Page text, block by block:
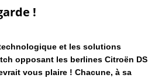
!
et les solutions
opposant les berlines Citroën DS
vous plaire ! Chacune, à sa